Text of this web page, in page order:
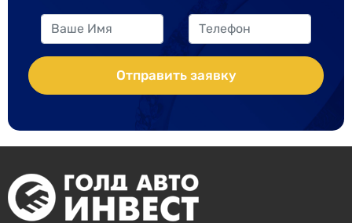
Отправить заявку